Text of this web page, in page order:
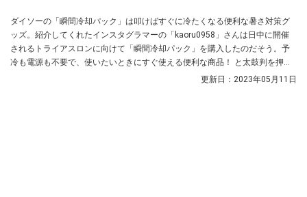
ダイソーの「瞬間冷却パック」は叩けばすぐに冷たくなる便利な暑さ対策グ
ッズ。紹介してくれたインスタグラマーの「kaoru0958」さんは日中に開催
されるトライアスロンに向けて「瞬間冷却パック」を購入したのだそう。予
冷も電源も不要で、使いたいときにすぐ使える便利な商品！ と太鼓判を押し
更新日： 2023年05月11日